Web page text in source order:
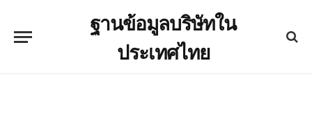
ฐานข้อมูลบริษัทใน
ประเทศไทย